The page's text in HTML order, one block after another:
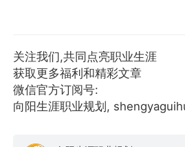
关注我们,共同点亮职业生涯
获取更多福利和精彩文章
微信官方订阅号:
向阳生涯职业规划,